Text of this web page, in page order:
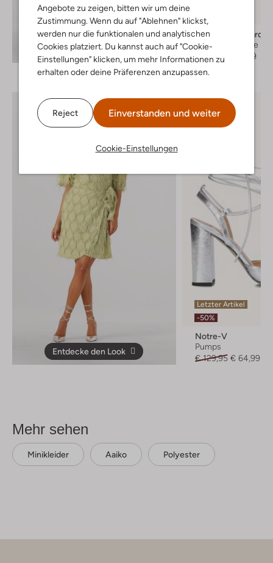
Angebote zu zeigen, bitten wir um deine
Zustimmung. Wenn du auf "Ablehnen" klickst,
werden nur die funktionalen und analytischen
Cookies platziert. Du kannst auch auf "Cookie-
Einstellungen" klicken, um mehr Informationen zu
erhalten oder deine Präferenzen anzupassen.
Reject Einverstanden und weiter
Cookie-Einstellungen
Entdecke den Look
Becksondergaard
Umhängetasche
€ 69,99
€ 34,99
Entdecke den Look
Letzter Artikel
-50%
Notre-V
Pumps
€ 129,95 € 64,99
Mehr sehen
Minikleider Aaiko Polyester